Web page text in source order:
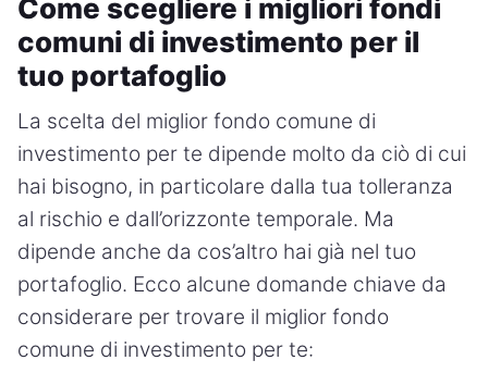
Come scegliere i migliori fondi
comuni di investimento per il
tuo portafoglio
La scelta del miglior fondo comune di
investimento per te dipende molto da ciò di cui
hai bisogno, in particolare dalla tua tolleranza
al rischio e dall’orizzonte temporale. Ma
dipende anche da cos’altro hai già nel tuo
portafoglio. Ecco alcune domande chiave da
considerare per trovare il miglior fondo
comune di investimento per te: